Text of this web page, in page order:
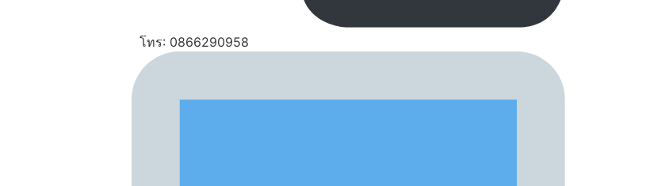
โทร: 0866290958